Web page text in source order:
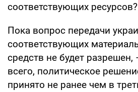
соответствующих ресурсов?
Пока вопрос передачи
соответствующих
средств не будет разрешен,
всего, политическое
принято не ранее чем в